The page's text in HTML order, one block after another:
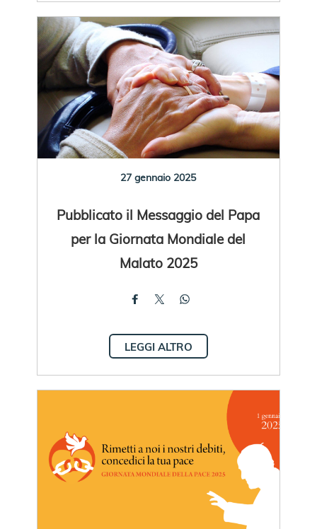
27 gennaio 2025
Pubblicato il Messaggio del Papa
per la Giornata Mondiale del
Malato 2025
LEGGI ALTRO